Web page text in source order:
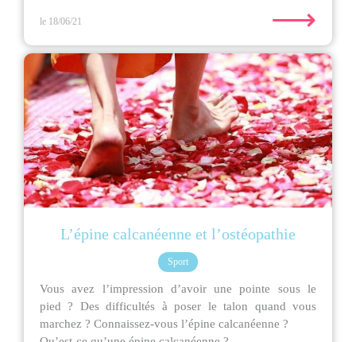
le 18/06/21 ⟶
L’épine calcanéenne et l’ostéopathie
Sport
Vous avez l’impression d’avoir une pointe sous le
pied ? Des difficultés à poser le talon quand vous
marchez ? Connaissez-vous l’épine calcanéenne ?